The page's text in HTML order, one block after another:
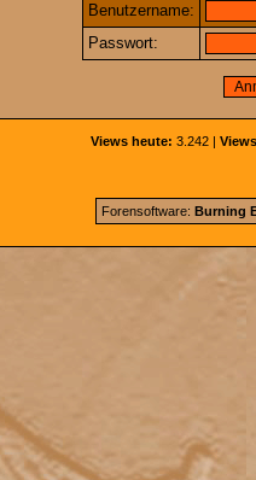
Benutzername:
Passwort:
Views heute: 3.242 |
Forensoftware: Burning